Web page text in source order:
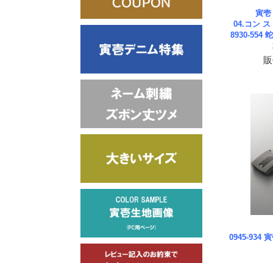
寅壱
04.コン ス
8930-554
0945-934